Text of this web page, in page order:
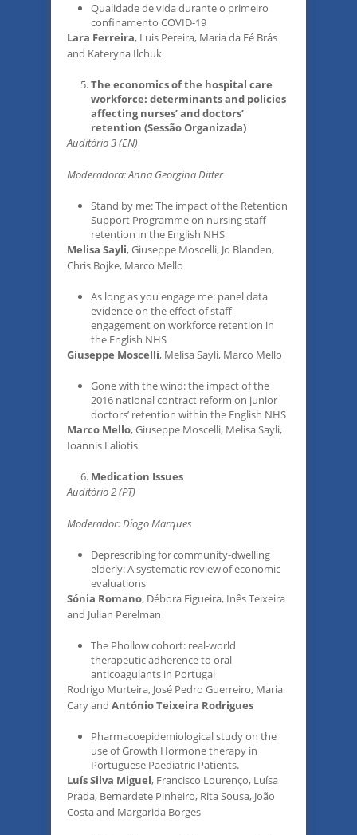
Qualidade de vida durante o primeiro
confinamento COVID-19
Lara Ferreira, Luis Pereira, Maria da Fé Brás
and Kateryna Ilchuk
The economics of the hospital care
workforce: determinants and policies
affecting nurses’ and doctors’
retention (Sessão Organizada)
Auditório 3 (EN)
Moderadora: Anna Georgina Ditter
Stand by me: The impact of the Retention
Support Programme on nursing staff
retention in the English NHS
Melisa Sayli, Giuseppe Moscelli, Jo Blanden,
Chris Bojke, Marco Mello
As long as you engage me: panel data
evidence on the effect of staff
engagement on workforce retention in
the English NHS
Giuseppe Moscelli, Melisa Sayli, Marco Mello
Gone with the wind: the impact of the
2016 national contract reform on junior
doctors’ retention within the English NHS
Marco Mello, Giuseppe Moscelli, Melisa Sayli,
Ioannis Laliotis
Medication Issues
Auditório 2 (PT)
Moderador: Diogo Marques
Deprescribing for community-dwelling
elderly: A systematic review of economic
evaluations
Sónia Romano, Débora Figueira, Inês Teixeira
and Julian Perelman
The Phollow cohort: real-world
therapeutic adherence to oral
anticoagulants in Portugal
Rodrigo Murteira, José Pedro Guerreiro, Maria
Cary and António Teixeira Rodrigues
Pharmacoepidemiological study on the
use of Growth Hormone therapy in
Portuguese Paediatric Patients.
Luís Silva Miguel, Francisco Lourenço, Luísa
Prada, Bernardete Pinheiro, Rita Sousa, João
Costa and Margarida Borges